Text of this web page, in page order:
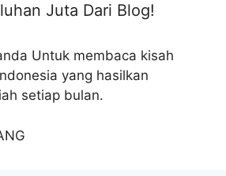
Juta Dari Blog!
Untuk membaca kisah
yang hasilkan
setiap bulan.